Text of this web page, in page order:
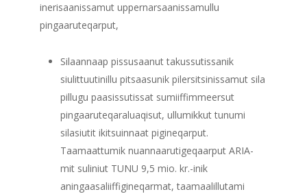
inerisaanissamut uppernarsaanissamullu
pingaaruteqarput,
Silaannaap pissusaanut takussutissanik
siulittuutinillu pitsaasunik pilersitsinissamut sila
pillugu paasissutissat sumiiffimmeersut
pingaaruteqaraluaqisut, ullumikkut tunumi
silasiutit ikitsuinnaat pigineqarput.
Taamaattumik nuannaarutigeqaarput ARIA-
mit suliniut TUNU 9,5 mio. kr.-inik
aningaasaliiffigineqarmat, taamaalillutami